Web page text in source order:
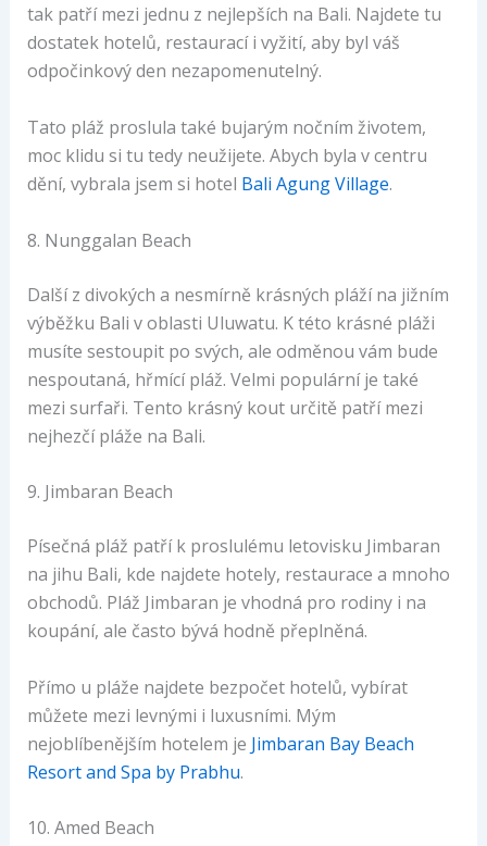
tak patří mezi jednu z nejlepších na Bali. Najdete tu
dostatek hotelů, restaurací i vyžití, aby byl váš
odpočinkový den nezapomenutelný.
Tato pláž proslula také bujarým nočním životem,
moc klidu si tu tedy neužijete. Abych byla v centru
dění, vybrala jsem si hotel Bali Agung Village.
8. Nunggalan Beach
Další z divokých a nesmírně krásných pláží na jižním
výběžku Bali v oblasti Uluwatu. K této krásné pláži
musíte sestoupit po svých, ale odměnou vám bude
nespoutaná, hřmící pláž. Velmi populární je také
mezi surfaři. Tento krásný kout určitě patří mezi
nejhezčí pláže na Bali.
9. Jimbaran Beach
Písečná pláž patří k proslulému letovisku Jimbaran
na jihu Bali, kde najdete hotely, restaurace a mnoho
obchodů. Pláž Jimbaran je vhodná pro rodiny i na
koupání, ale často bývá hodně přeplněná.
Přímo u pláže najdete bezpočet hotelů, vybírat
můžete mezi levnými i luxusními. Mým
nejoblíbenějším hotelem je Jimbaran Bay Beach
Resort and Spa by Prabhu.
10. Amed Beach